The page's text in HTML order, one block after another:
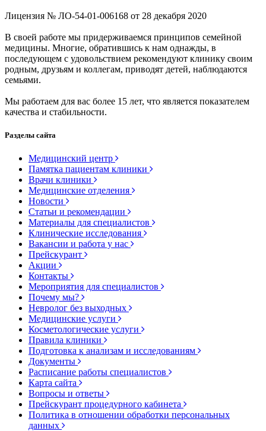
Лицензия № ЛО-54-01-006168 от 28 декабря 2020
В своей работе мы придерживаемся принципов семейной
медицины. Многие, обратившись к нам однажды, в
последующем с удовольствием рекомендуют клинику своим
родным, друзьям и коллегам, приводят детей, наблюдаются
семьями.
Мы работаем для вас более 15 лет, что является показателем
качества и стабильности.
Разделы сайта
Медицинский центр
Памятка пациентам клиники
Врачи клиники
Медицинские отделения
Новости
Статьи и рекомендации
Материалы для специалистов
Клинические исследования
Вакансии и работа у нас
Прейскурант
Акции
Контакты
Мероприятия для специалистов
Почему мы?
Невролог без выходных
Медицинские услуги
Косметологические услуги
Правила клиники
Подготовка к анализам и исследованиям
Документы
Расписание работы специалистов
Карта сайта
Вопросы и ответы
Прейскурант процедурного кабинета
Политика в отношении обработки персональных
данных